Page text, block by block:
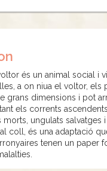
és un animal social i
a on niua el voltor,
grans dimensions i pot
els corrents
morts, ungulats
al coll, és una adaptació
tenen un paper